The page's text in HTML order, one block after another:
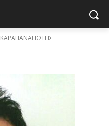
ΚΑΡΑΠΑΝΑΓΙΩΤΗΣ